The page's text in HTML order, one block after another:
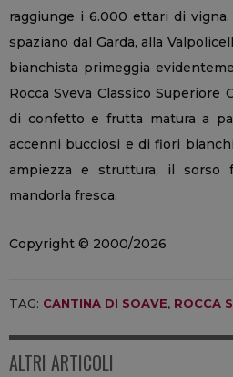
raggiunge i 6.000 ettari di
spaziano dal Garda, alla
bianchista primeggia
Rocca Sveva Classico Superiore
di confetto e frutta matura a
accenni bucciosi e di fiori
ampiezza e struttura, il sorso
mandorla fresca.
Copyright © 2000/2026
TAG: CANTINA DI SOAVE, ROCCA
ALTRI ARTICOLI